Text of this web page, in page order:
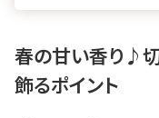
春の甘い香り♪
飾るポイント